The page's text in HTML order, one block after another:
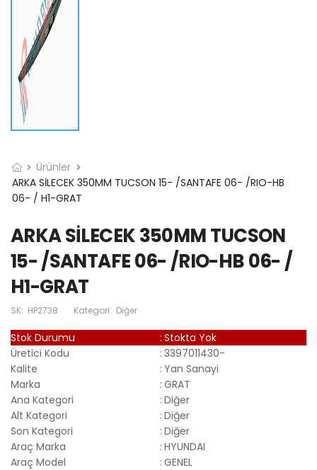
Ürünler
ARKA SİLECEK 350MM TUCSON 15- /SANTAFE 06- /RIO-HB
06- / H1-GRAT
ARKA SİLECEK 350MM TUCSON
15- /SANTAFE 06- /RIO-HB 06- /
H1-GRAT
SK: HP2738 Kategori: Diğer
Stok Durumu : Stokta Yok
Üretici Kodu
: 3397011430-
Kalite
: Yan Sanayi
Marka
: GRAT
Ana Kategori
: Diğer
Alt Kategori
: Diğer
Son Kategori
: Diğer
Araç Marka
: HYUNDAI
Araç Model
: GENEL